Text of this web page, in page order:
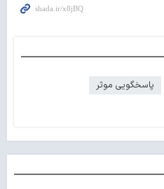
پاسخگویی موثر